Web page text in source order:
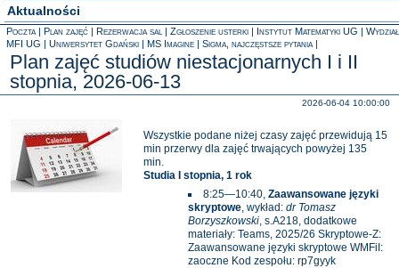
Aktualności
Poczta Plan zajęć Rezerwacja sal Zgłoszenie usterki Instytut Matematyki UG
Wydział
MFI UG
Uniwersytet Gdański MS Imagine Sigma, najczęstsze pytania
Plan zajęć studiów niestacjonarnych I i II
stopnia, 2026-06-13
2026-06-04 10:00:00
Wszystkie podane niżej czasy zajęć przewidują 15
min przerwy dla zajęć trwających powyżej 135
min.
Studia I stopnia, 1 rok
8:25—10:40, Zaawansowane języki
skryptowe, wykład: dr Tomasz
Borzyszkowski, s.A218, dodatkowe
materiały: Teams, 2025/26 Skryptowe-Z:
Zaawansowane języki skryptowe WMFiI:
zaoczne Kod zespołu: rp7gyyk